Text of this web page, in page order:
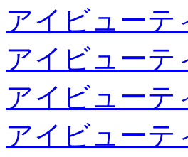
アイビューテ
アイビューテ
アイビューテ
アイビューテ